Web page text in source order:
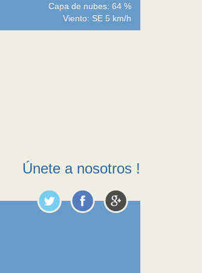
Capa de nubes: 64 %
Viento: SE 5 km/h
Únete a nosotros !